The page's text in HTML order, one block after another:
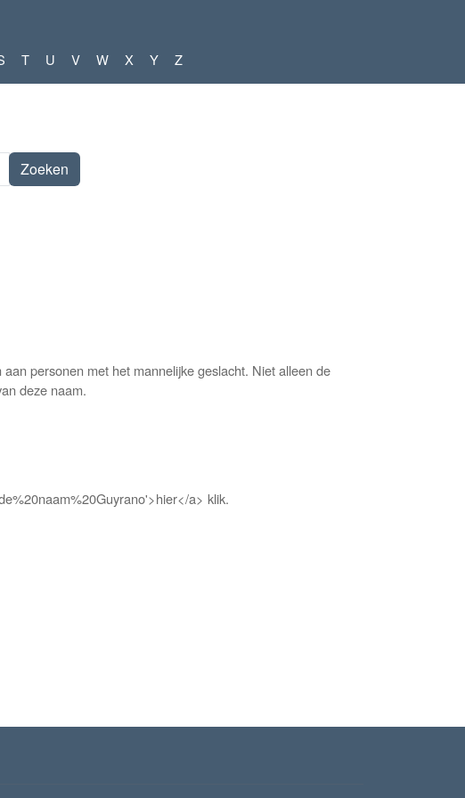
T U V W X Y Z
personen met het mannelijke geslacht. Niet alleen de
deze naam.
a> klik.